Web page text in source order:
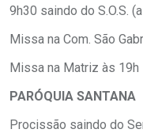
9h30 saindo do S.O.S.
Missa na Com. São
Missa na Matriz às 19h
PARÓQUIA SANTANA
Procissão saindo do